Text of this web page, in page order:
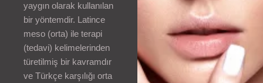
yaygın olarak kullanılan
bir yöntemdir. Latince
meso (orta) ile terapi
(tedavi) kelimelerinden
türetilmiş bir kavramdır
ve Türkçe karşılığı orta